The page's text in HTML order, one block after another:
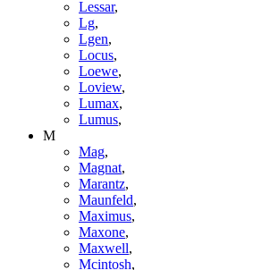
Lessar,
Lg,
Lgen,
Locus,
Loewe,
Loview,
Lumax,
Lumus,
M
Mag,
Magnat,
Marantz,
Maunfeld,
Maximus,
Maxone,
Maxwell,
Mcintosh,